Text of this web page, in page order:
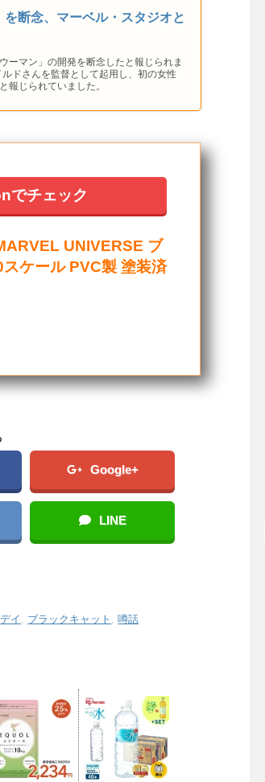
断念、マーベル・スタジオと
ーマン」の開発を断念したと報じられま
ドさんを監督として起用し、初の女性
報じられていました。
でチェック
UNIVERSE ブ
ケール PVC製 塗装済
Google+
LINE
イ ブラックキャット ,噂話